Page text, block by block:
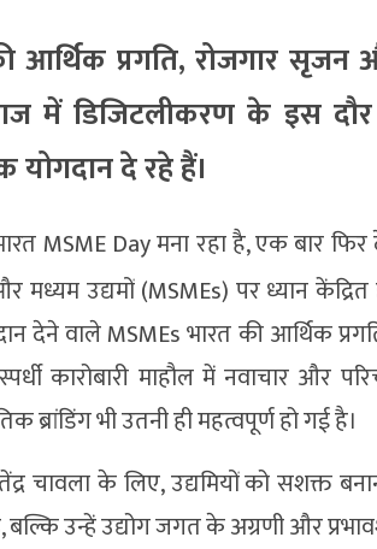
आर्थिक प्रगति, रोजगार सृजन
में डिजिटलीकरण के इस
योगदान दे रहे हैं।
MSME Day मना रहा है, एक बार
उद्यमों (MSMEs) पर ध्यान केंद्रित
देने वाले MSMEs भारत की आर्थिक
कारोबारी माहौल में नवाचार और
भी उतनी ही महत्वपूर्ण हो गई है।
चावला के लिए, उद्यमियों को सशक्त
उन्हें उद्योग जगत के अग्रणी और